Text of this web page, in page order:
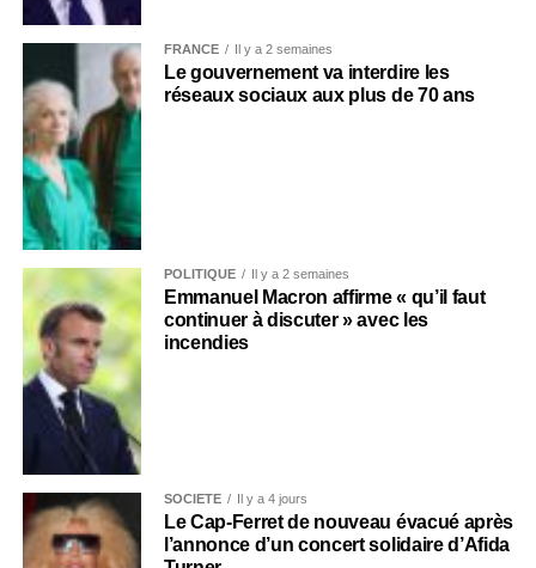
FRANCE Il y a 2 semaines
Le gouvernement va interdire les
réseaux sociaux aux plus de 70 ans
POLITIQUE Il y a 2 semaines
Emmanuel Macron affirme « qu’il faut
continuer à discuter » avec les
incendies
SOCIÉTÉ Il y a 4 jours
Le Cap-Ferret de nouveau évacué après
l’annonce d’un concert solidaire d’Afida